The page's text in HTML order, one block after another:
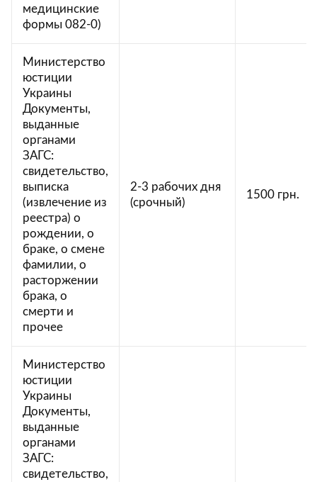
медицинские
формы 082-0)
Министерство
юстиции
Украины
Документы,
выданные
органами
ЗАГС:
свидетельство,
выписка
(извлечение из
реестра) о
рождении, о
браке, о смене
фамилии, о
расторжении
брака, о
смерти и
прочее
2-3 рабочих дня
(срочный)
1500 грн.
Министерство
юстиции
Украины
Документы,
выданные
органами
ЗАГС:
свидетельство,